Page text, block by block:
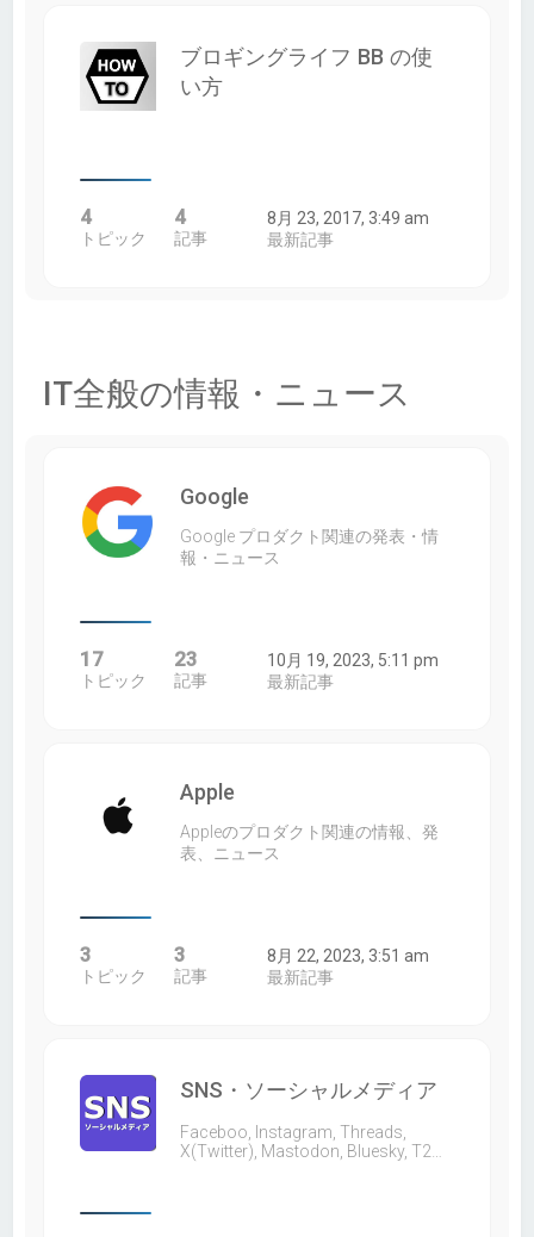
ブロギングライフ BB の使
い方
4
トピック
4
記事
8月 23, 2017, 3:49 am
最新記事
IT全般の情報・ニュース
Google
Google プロダクト関連の発表・情
報・ニュース
17
トピック
23
記事
10月 19, 2023, 5:11 pm
最新記事
Apple
Appleのプロダクト関連の情報、発
表、ニュース
3
トピック
3
記事
8月 22, 2023, 3:51 am
最新記事
SNS・ソーシャルメディア
Faceboo, Instagram, Threads,
X(Twitter), Mastodon, Bluesky, T2…